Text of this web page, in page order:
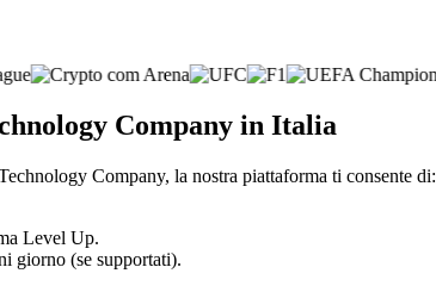
Company in Italia
Company, la nostra piattaforma ti consente di:
Level Up.
giorno (se supportati).